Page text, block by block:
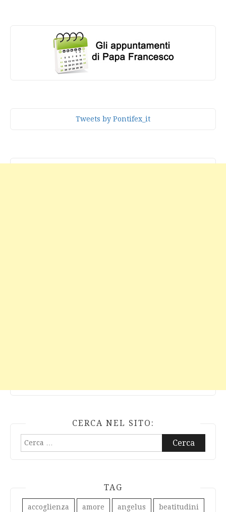
Tweets by Pontifex_it
CERCA NEL SITO:
Ricerca
TAG
accoglienza amore angelus beatitudini